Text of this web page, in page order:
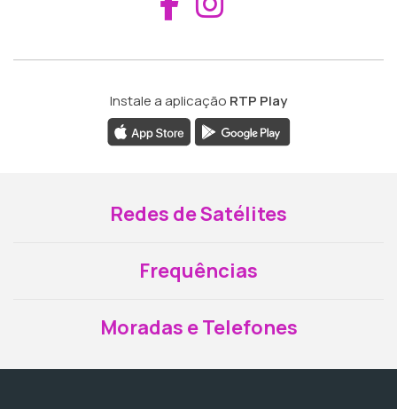
Instale a aplicação RTP Play
Redes de Satélites
Frequências
Moradas e Telefones